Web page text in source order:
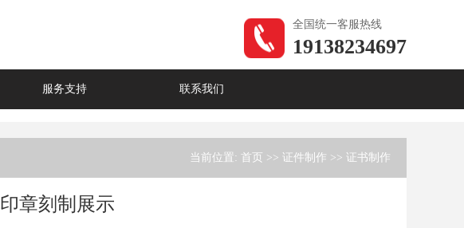
全国统一客服热线
19138234697
服务支持 联系我们
当前位置: 首页 >> 证件制作 >> 证书制作
印章刻制展示